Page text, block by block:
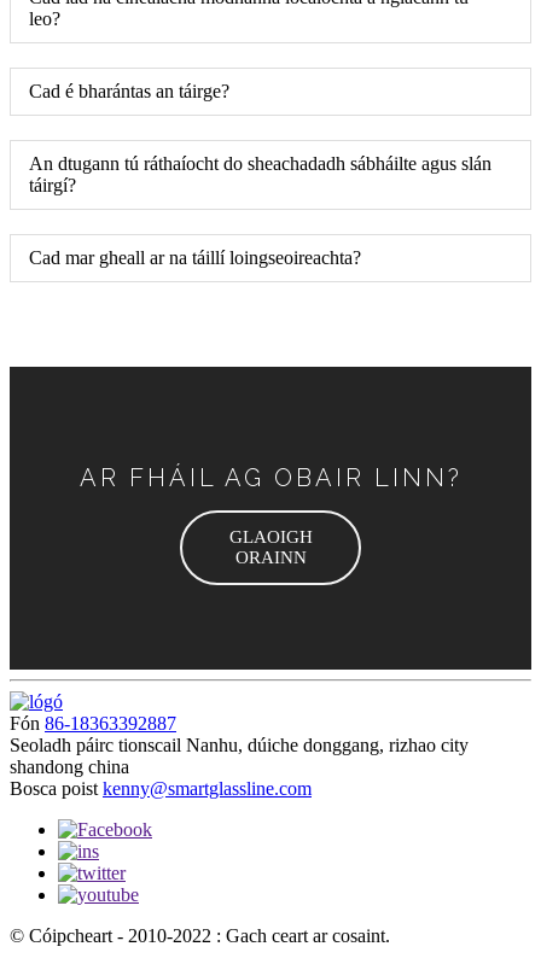
leo?
Cad é bharántas an táirge?
An dtugann tú ráthaíocht do sheachadadh sábháilte agus slán
táirgí?
Cad mar gheall ar na táillí loingseoireachta?
AR FHÁIL AG OBAIR LINN?
GLAOIGH
ORAINN
Fón 86-18363392887
Seoladh páirc tionscail Nanhu, dúiche donggang, rizhao city
shandong china
Bosca poist kenny@smartglassline.com
© Cóipcheart - 2010-2022 : Gach ceart ar cosaint.